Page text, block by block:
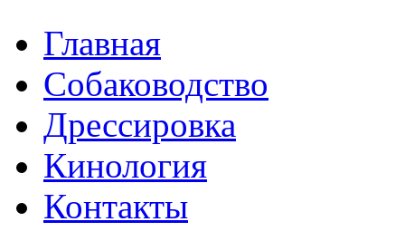
Главная
Собаководство
Дрессировка
Кинология
Контакты